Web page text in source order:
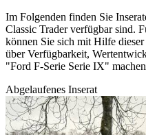
Im Folgenden finden Sie
Classic Trader verfügbar sind.
können Sie sich mit Hilfe
über Verfügbarkeit,
"Ford F-Serie Serie IX"
Abgelaufenes Inserat